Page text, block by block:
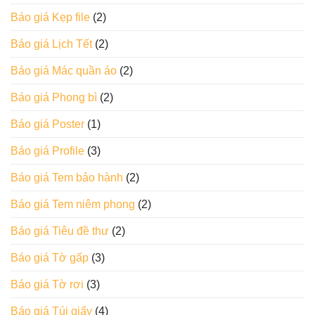
Báo giá Kẹp file (2)
Báo giá Lịch Tết(2)
Báo giá Mác quần áo (2)
Báo giá Phong bì (2)
Báo giá Poster (1)
Báo giá Profile (3)
Báo giá Tem bảo hành (2)
Báo giá Tem niêm phong (2)
Báo giá Tiêu đề thư (2)
Báo giá Tờ gấp (3)
Báo giá Tờ rơi (3)
Báo giá Túi giấy (4)